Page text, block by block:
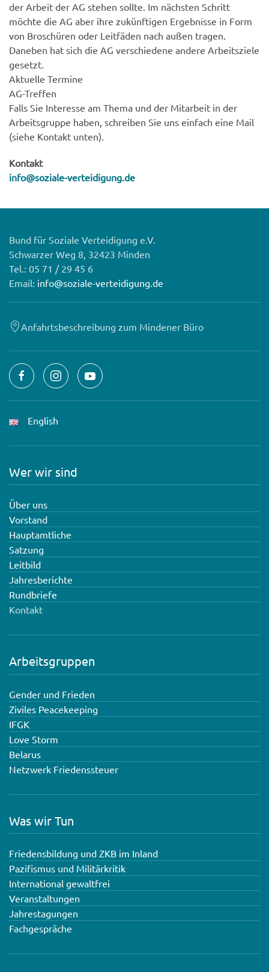
der Arbeit der AG stehen sollte. Im nächsten Schritt
möchte die AG aber ihre zukünftigen Ergebnisse in Form
von Broschüren oder Leitfäden nach außen tragen.
Daneben hat sich die AG verschiedene andere Arbeitsziele
gesetzt.
Aktuelle Termine
AG-Treffen
Falls Sie Interesse am Thema und der Mitarbeit in der
Arbeitsgruppe haben, schreiben Sie uns einfach eine Mail
(siehe Kontakt unten).
Kontakt
info@soziale-verteidigung.de
Bund für Soziale Verteidigung e.V.
Schwarzer Weg 8, 32423 Minden
Tel.: 05 71 / 29 45 6
Email: info@soziale-verteidigung.de
Anfahrtsbeschreibung zum Mindener Büro
English
Wer wir sind
Über uns
Vorstand
Hauptamtliche
Satzung
Leitbild
Jahresberichte
Rundbriefe
Kontakt
Arbeitsgruppen
Gender und Frieden
Ziviles Peacekeeping
IFGK
Love Storm
Belarus
Netzwerk Friedenssteuer
Was wir Tun
Friedensbildung und ZKB im Inland
Pazifismus und Militärkritik
International gewaltfrei
Veranstaltungen
Jahrestagungen
Fachgespräche